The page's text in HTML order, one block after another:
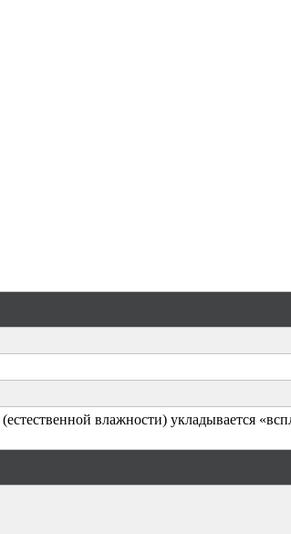
влажности) укладывается